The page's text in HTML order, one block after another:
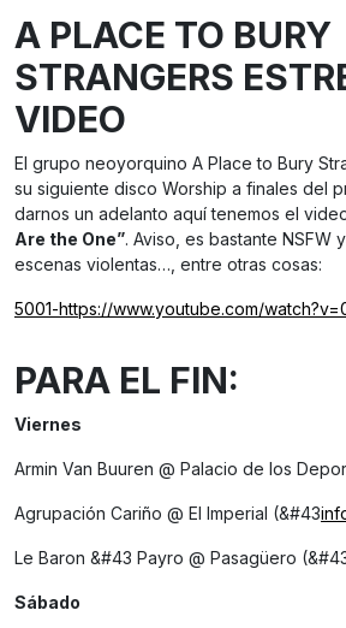
A PLACE TO BURY
STRANGERS
VIDEO
El grupo neoyorquino A Place to Bury
su siguiente disco Worship a finales del
darnos un adelanto aquí tenemos el
Are the One”. Aviso, es bastante NSFW
escenas violentas…, entre otras cosas:
5001-https://www.youtube.com/
PARA EL FIN:
Viernes
Armin Van Buuren @ Palacio de los
Agrupación Cariño @ El Imperial (&#43
Le Baron &#43 Payro @ Pasagüero
Sábado